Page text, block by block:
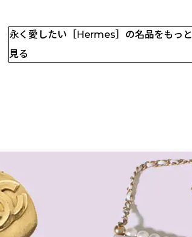
永く愛したい［Hermes］の名品をもっと
見る